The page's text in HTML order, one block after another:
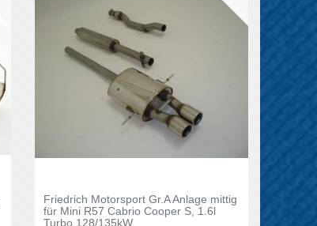
Friedrich Motorsport Gr.A Anlage mittig
für Mini R57 Cabrio Cooper S, 1.6l
Turbo 128/135kW